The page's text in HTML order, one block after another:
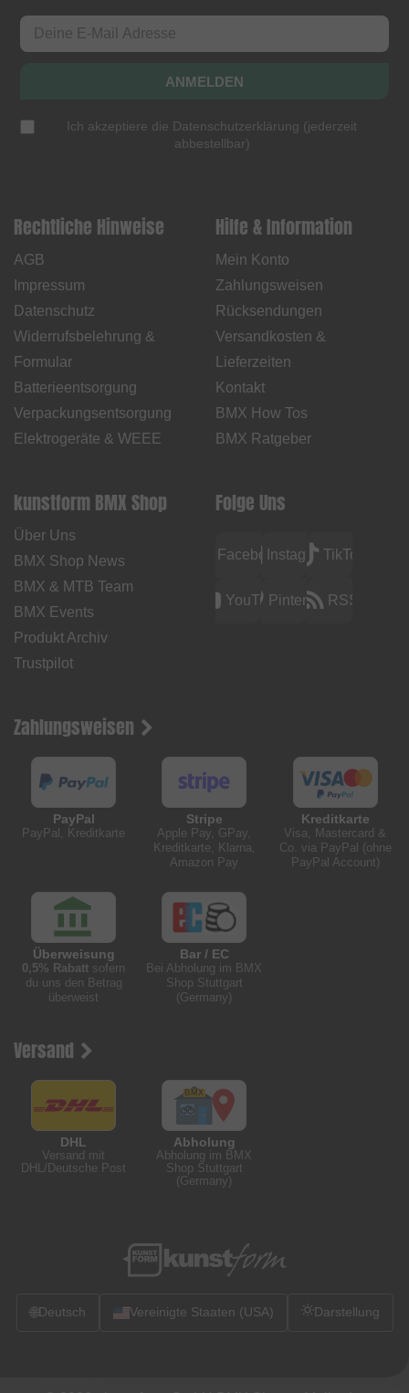
ANMELDEN
Ich akzeptiere die Datenschutzerklärung (jederzeit
abbestellbar)
Rechtliche Hinweise
AGB
Impressum
Datenschutz
Widerrufsbelehrung &
Formular
Batterieentsorgung
Verpackungsentsorgung
Elektrogeräte & WEEE
Hilfe & Information
Mein Konto
Zahlungsweisen
Rücksendungen
Versandkosten &
Lieferzeiten
Kontakt
BMX How Tos
BMX Ratgeber
kunstform BMX Shop
Über Uns
BMX Shop News
BMX & MTB Team
BMX Events
Produkt Archiv
Trustpilot
Folge Uns
FacebookInstagramTikTok
YouTubePinterest RSS
Zahlungsweisen
PayPal
PayPal, Kreditkarte
Stripe
Apple Pay, GPay,
Kreditkarte, Klarna,
Amazon Pay
Kreditkarte
Visa, Mastercard &
Co. via PayPal (ohne
PayPal Account)
Überweisung
0,5% Rabatt sofern
du uns den Betrag
überweist
Bar / EC
Bei Abholung im BMX
Shop Stuttgart
(Germany)
Versand
DHL
Versand mit
DHL/Deutsche Post
Abholung
Abholung im BMX
Shop Stuttgart
(Germany)
🌐Deutsch Vereinigte Staaten (USA) Darstellung